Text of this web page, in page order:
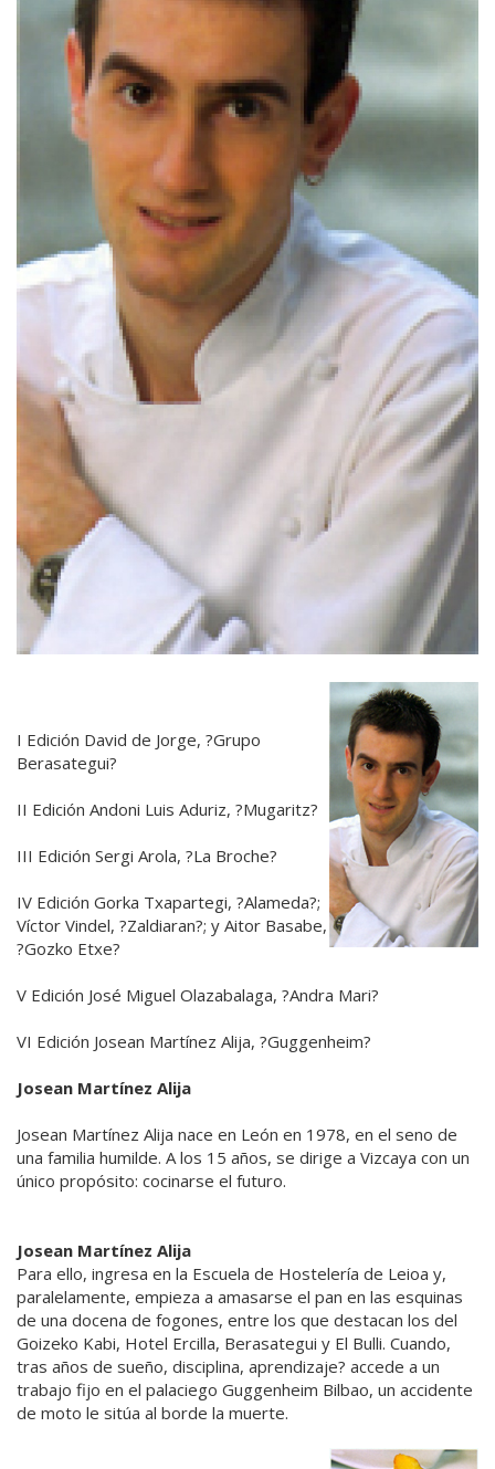
I Edición David de Jorge, ?Grupo
Berasategui?
II Edición Andoni Luis Aduriz, ?Mugaritz?
III Edición Sergi Arola, ?La Broche?
IV Edición Gorka Txapartegi, ?Alameda?;
Víctor Vindel, ?Zaldiaran?; y Aitor Basabe,
?Gozko Etxe?
V Edición José Miguel Olazabalaga, ?Andra Mari?
VI Edición Josean Martínez Alija, ?Guggenheim?
Josean Martínez Alija
Josean Martínez Alija nace en León en 1978, en el seno de
una familia humilde. A los 15 años, se dirige a Vizcaya con un
único propósito: cocinarse el futuro.
Josean Martínez Alija
Para ello, ingresa en la Escuela de Hostelería de Leioa y,
paralelamente, empieza a amasarse el pan en las esquinas
de una docena de fogones, entre los que destacan los del
Goizeko Kabi, Hotel Ercilla, Berasategui y El Bulli. Cuando,
tras años de sueño, disciplina, aprendizaje? accede a un
trabajo fijo en el palaciego Guggenheim Bilbao, un accidente
de moto le sitúa al borde la muerte.